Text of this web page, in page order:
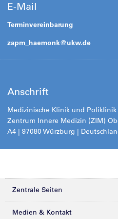
E-Mail
Terminvereinbarung
zapm_haemonk@ukw.de
Anschrift
Medizinische Klinik und
Zentrum Innere Medizin (ZIM)
A4 | 97080 Würzburg |
Zentrale Seiten
Kliniken & Zentren
Medien & Kontakt